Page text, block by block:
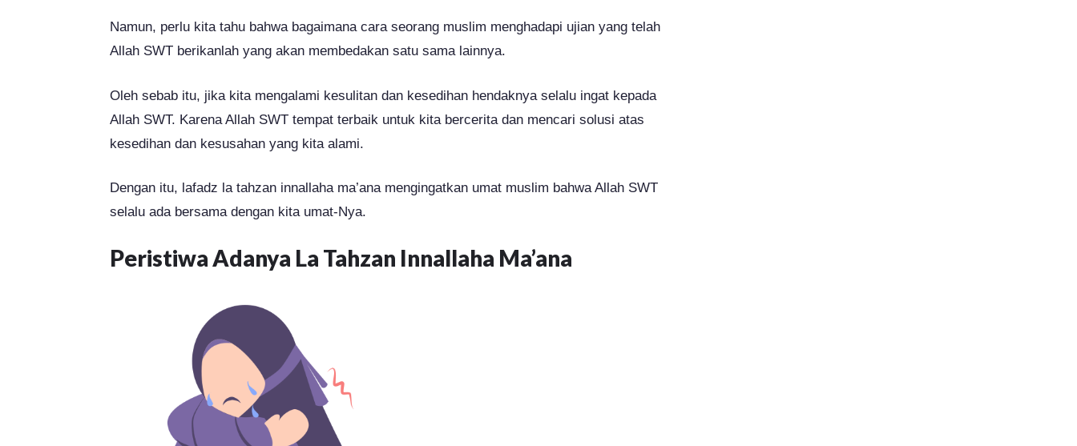
Namun, perlu kita tahu bahwa bagaimana cara seorang muslim menghadapi ujian yang telah
Allah SWT berikanlah yang akan membedakan satu sama lainnya.
Oleh sebab itu, jika kita mengalami kesulitan dan kesedihan hendaknya selalu ingat kepada
Allah SWT. Karena Allah SWT tempat terbaik untuk kita bercerita dan mencari solusi atas
kesedihan dan kesusahan yang kita alami.
Dengan itu, lafadz la tahzan innallaha ma’ana mengingatkan umat muslim bahwa Allah SWT
selalu ada bersama dengan kita umat-Nya.
Peristiwa Adanya La Tahzan Innallaha Ma’ana